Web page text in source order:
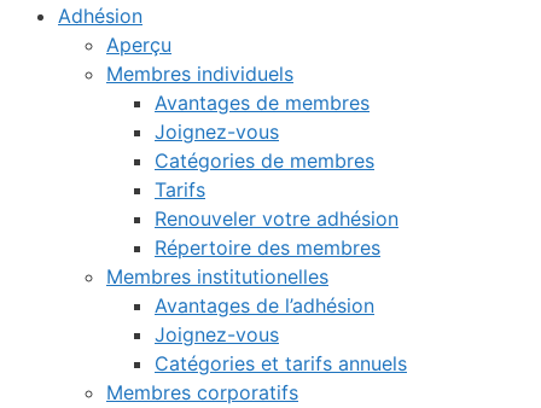
Adhésion
Aperçu
Membres individuels
Avantages de membres
Joignez-vous
Catégories de membres
Tarifs
Renouveler votre adhésion
Répertoire des membres
Membres institutionelles
Avantages de l’adhésion
Joignez-vous
Catégories et tarifs annuels
Membres corporatifs